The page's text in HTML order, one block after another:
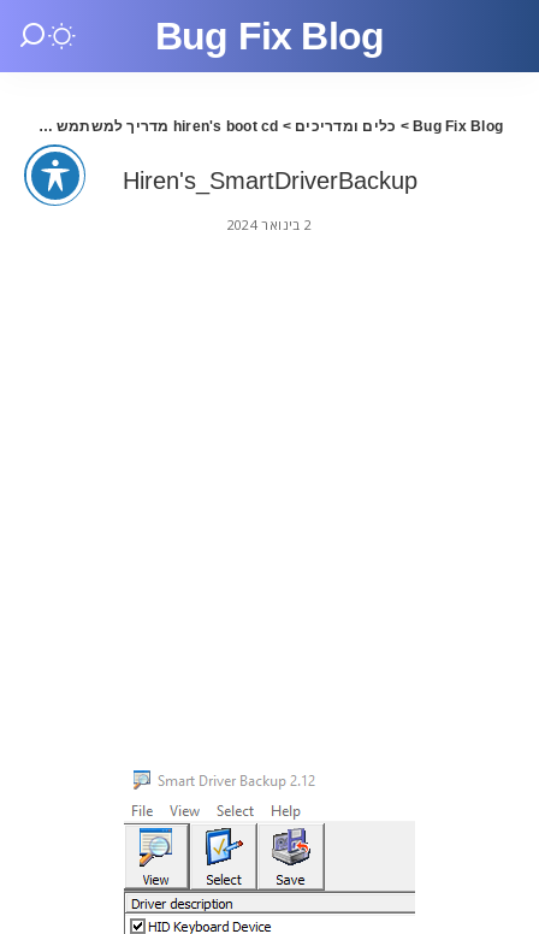
Bug Fix Blog
Bug Fix Blog
> כלים ומדריכים > hiren's boot cd מדריך למשתמש
Hiren's_SmartDriverBackup
2 בינואר 2024